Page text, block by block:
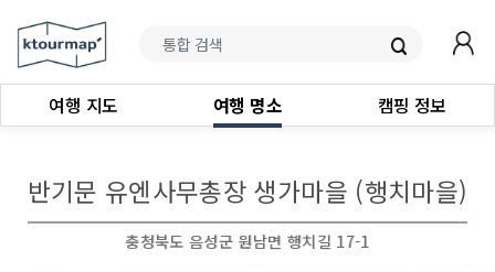
여행 지도 여행 명소 캠핑 정보
반기문 유엔사무총장 생가마을 (행치마을)
충청북도 음성군 원남면 행치길 17-1